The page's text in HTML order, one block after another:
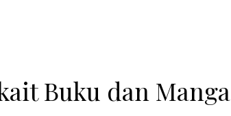
Buku dan Manga